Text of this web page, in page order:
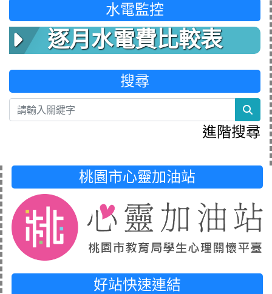
水電監控
逐月水電費比較表
搜尋
進階搜尋
桃園市心靈加油站
好站快速連結